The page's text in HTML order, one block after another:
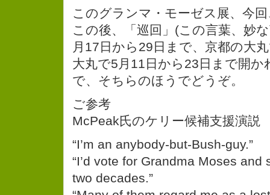
このグランマ・モーゼス展、今
この後、「巡回」(この言葉、妙
月17日から29日まで、京都の大
大丸で5月11日から23日まで開か
で、そちらのほうでどうぞ。
ご参考
McPeak氏のケリー候補支援演説
“I’m an anybody-but-Bush-guy.”
“I’d vote for Grandma Moses and
two decades.”